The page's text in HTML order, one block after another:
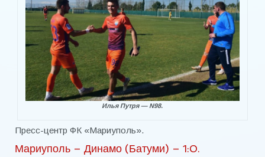
Илья Путря — N98.
Пресс-центр ФК «Мариуполь».
Мариуполь – Динамо (Батуми) – 1:0.